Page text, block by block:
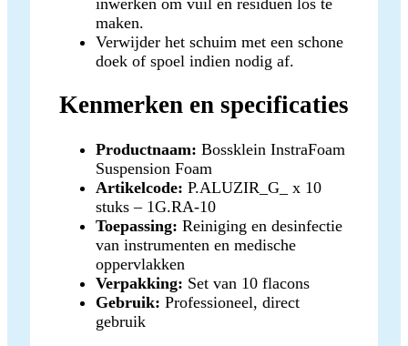
maken.
Verwijder het schuim met een schone
doek of spoel indien nodig af.
Kenmerken en specificaties
Productnaam: Bossklein InstraFoam
Suspension Foam
Artikelcode: P.ALUZIR_G_ x 10
stuks – 1G.RA-10
Toepassing: Reiniging en desinfectie
van instrumenten en medische
oppervlakken
Verpakking: Set van 10 flacons
Gebruik: Professioneel, direct
gebruik